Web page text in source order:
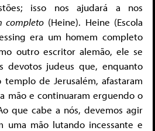
isso nos ajudará a nos
completo (Heine). Heine (Escola
era um homem completo
outro escritor alemão, ele se
devotos judeus que, enquanto
de Jerusalém, afastaram
mão e continuaram erguendo o
que cabe a nós, devemos agir
uma mão lutando incessante e